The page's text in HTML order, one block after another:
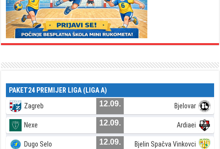
PAKET24 PREMIJER LIGA (LIGA A)
Zagreb 12.09. Bjelovar
Nexe 12.09. Ardiaei
Dugo Selo 12.09. Bjelin Spačva Vinkovci